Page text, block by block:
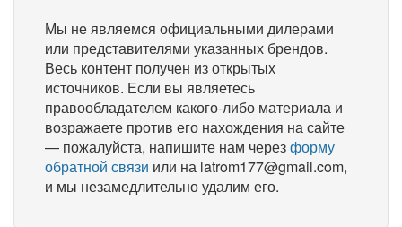
Мы не являемся официальными дилерами
или представителями указанных брендов.
Весь контент получен из открытых
источников. Если вы являетесь
правообладателем какого-либо материала и
возражаете против его нахождения на сайте
— пожалуйста, напишите нам черезформу
обратной связи или на latrom177@gmail.com,
и мы незамедлительно удалим его.